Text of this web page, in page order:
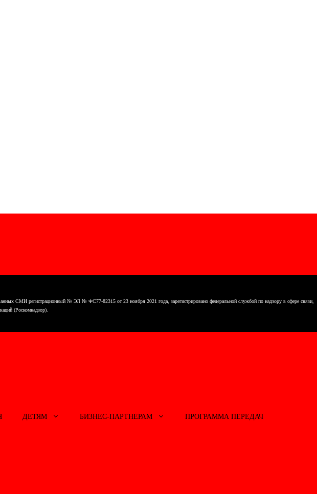
СМИ регистрационный № ЭЛ № ФС77-82315 от 23 ноября 2021 года, зарегистрировано федеральной службой по надзору в сфере связи,
(Роскомнадзор).
ДЕТЯМ БИЗНЕС-ПАРТНЕРАМ ПРОГРАММА ПЕРЕДАЧ